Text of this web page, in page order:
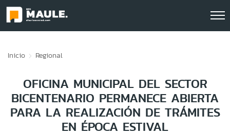
Inicio Regional
OFICINA MUNICIPAL DEL SECTOR
BICENTENARIO PERMANECE ABIERTA
PARA LA REALIZACIÓN DE TRÁMITES
EN ÉPOCA ESTIVAL